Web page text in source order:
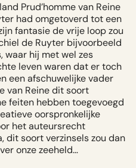
Prud’homme van Reine
had omgetoverd tot een
fantasie de vrije loop zou
de Ruyter bijvoorbeeld
waar hij met wel zes
leven waren dat er toch
een afschuwelijke vader
van Reine dit soort
feiten hebben toegevoegd
oorspronkelijke
het auteursrecht
dit soort verzinsels zou dan
onze zeeheld…